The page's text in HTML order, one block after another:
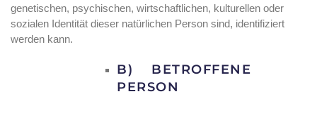
genetischen, psychischen, wirtschaftlichen, kulturellen oder
sozialen Identität dieser natürlichen Person sind, identifiziert
werden kann.
B) BETROFFENE
PERSON